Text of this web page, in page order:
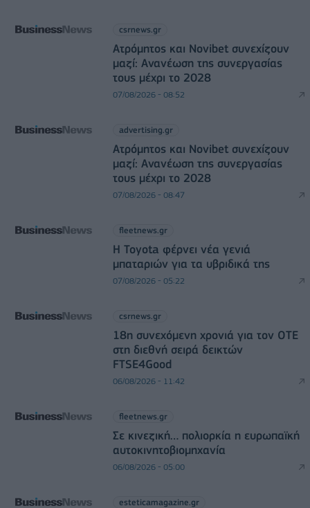
csrnews.gr
Ατρόμητος και Novibet συνεχίζουν
μαζί: Ανανέωση της συνεργασίας
τους μέχρι το 2028
07/08/2026 - 08:52
advertising.gr
Ατρόμητος και Novibet συνεχίζουν
μαζί: Ανανέωση της συνεργασίας
τους μέχρι το 2028
07/08/2026 - 08:47
fleetnews.gr
Η Toyota φέρνει νέα γενιά
μπαταριών για τα υβριδικά της
07/08/2026 - 05:22
csrnews.gr
18η συνεχόμενη χρονιά για τον ΟΤΕ
στη διεθνή σειρά δεικτών
FTSE4Good
06/08/2026 - 11:42
fleetnews.gr
Σε κινεζική… πολιορκία η ευρωπαϊκή
αυτοκινητοβιομηχανία
06/08/2026 - 05:00
esteticamagazine.gr